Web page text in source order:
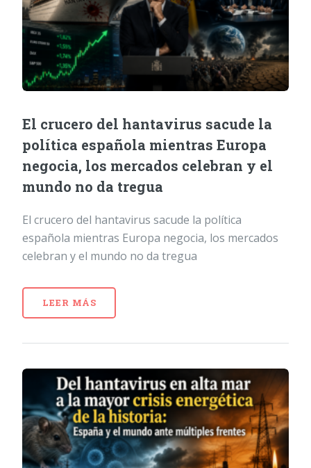
El crucero del hantavirus sacude la
política española mientras Europa
negocia, los mercados celebran y el
mundo no da tregua
El crucero del hantavirus sacude la política
española mientras Europa negocia, los mercados
celebran y el mundo no da tregua
LEER MÁS